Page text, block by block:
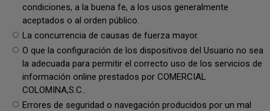
condiciones, a la buena fe, a los usos generalmente
aceptados o al orden público.
La concurrencia de causas de fuerza mayor.
O que la configuración de los dispositivos del Usuario no sea
la adecuada para permitir el correcto uso de los servicios de
información online prestados por COMERCIAL
COLOMINA,S.C..
Errores de seguridad o navegación producidos por un mal